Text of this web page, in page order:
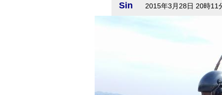
Sin
2015年3月28日 20時11